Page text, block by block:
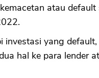
atau default
investasi yang
hal ke para lender